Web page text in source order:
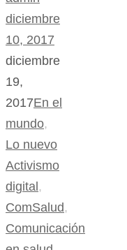
diciembre
10, 2017
diciembre
19,
2017En el
mundo,
Lo nuevo
Activismo
digital ,
ComSalud ,
Comunicación